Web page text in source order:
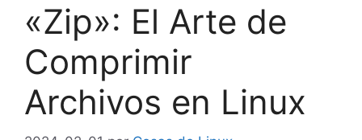
«Zip»: El Arte de
Comprimir
Archivos en Linux